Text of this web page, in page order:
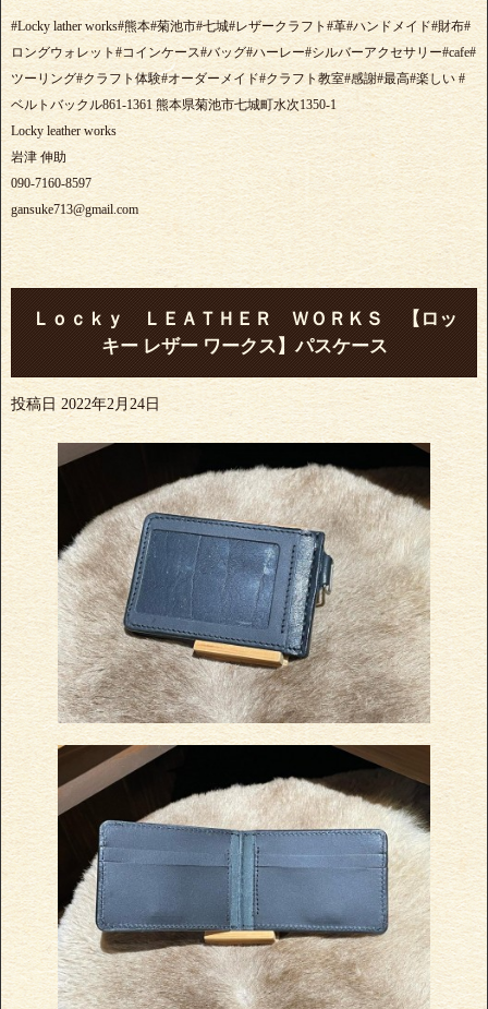
#Locky lather works#熊本#菊池市#七城#レザークラフト#革#ハンドメイド#財布#
ロングウォレット#コインケース#バッグ#ハーレー#シルバーアクセサリー#cafe#
ツーリング#クラフト体験#オーダーメイド#クラフト教室#感謝#最高#楽しい #
ベルトバックル861-1361 熊本県菊池市七城町水次1350-1
Locky leather works
岩津 伸助
090-7160-8597
gansuke713@gmail.com
Ｌｏｃｋｙ ＬＥＡＴＨＥＲ ＷＯＲＫＳ 【ロッ
キー レザー ワークス】パスケース
投稿日 2022年2月24日